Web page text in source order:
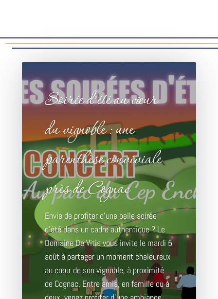
Accueil
Soirée d’été au cœur
du vignoble : une
parenthèse conviviale
près de Cognac
Envie de profiter d’une belle soirée
d’été dans un cadre authentique ? Le
Domaine De Vitis vous invite le mardi 5
août à partager un moment chaleureux
au cœur de son vignoble, à proximité
de Cognac. Entre amis, en famille ou à